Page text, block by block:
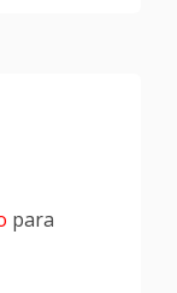
para